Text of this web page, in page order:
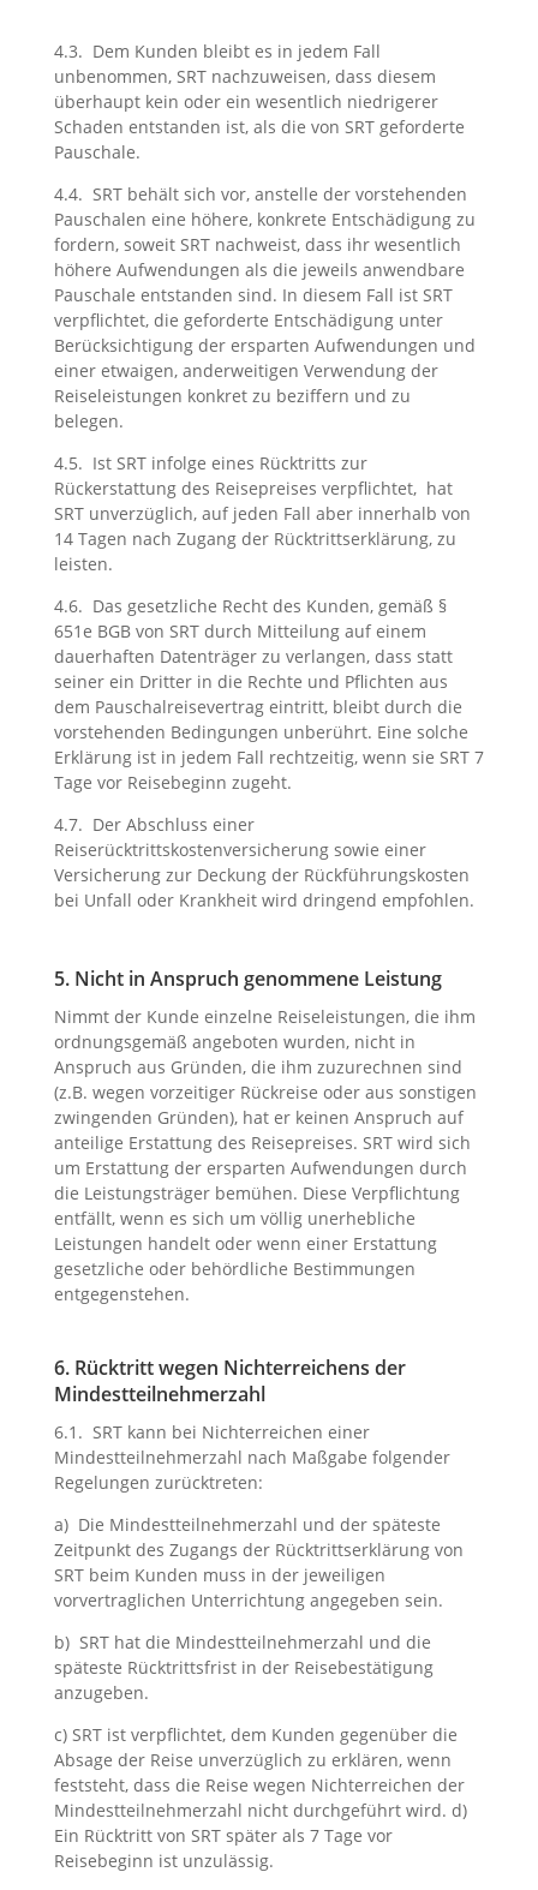
4.3. Dem Kunden bleibt es in jedem Fall
unbenommen, SRT nachzuweisen, dass diesem
überhaupt kein oder ein wesentlich niedrigerer
Schaden entstanden ist, als die von SRT geforderte
Pauschale.
4.4. SRT behält sich vor, anstelle der vorstehenden
Pauschalen eine höhere, konkrete Entschädigung zu
fordern, soweit SRT nachweist, dass ihr wesentlich
höhere Aufwendungen als die jeweils anwendbare
Pauschale entstanden sind. In diesem Fall ist SRT
verpflichtet, die geforderte Entschädigung unter
Berücksichtigung der ersparten Aufwendungen und
einer etwaigen, anderweitigen Verwendung der
Reiseleistungen konkret zu beziffern und zu
belegen.
4.5. Ist SRT infolge eines Rücktritts zur
Rückerstattung des Reisepreises verpflichtet, hat
SRT unverzüglich, auf jeden Fall aber innerhalb von
14 Tagen nach Zugang der Rücktrittserklärung, zu
leisten.
4.6. Das gesetzliche Recht des Kunden, gemäß §
651e BGB von SRT durch Mitteilung auf einem
dauerhaften Datenträger zu verlangen, dass statt
seiner ein Dritter in die Rechte und Pflichten aus
dem Pauschalreisevertrag eintritt, bleibt durch die
vorstehenden Bedingungen unberührt. Eine solche
Erklärung ist in jedem Fall rechtzeitig, wenn sie SRT 7
Tage vor Reisebeginn zugeht.
4.7. Der Abschluss einer
Reiserücktrittskostenversicherung sowie einer
Versicherung zur Deckung der Rückführungskosten
bei Unfall oder Krankheit wird dringend empfohlen.
5. Nicht in Anspruch genommene Leistung
Nimmt der Kunde einzelne Reiseleistungen, die ihm
ordnungsgemäß angeboten wurden, nicht in
Anspruch aus Gründen, die ihm zuzurechnen sind
(z.B. wegen vorzeitiger Rückreise oder aus sonstigen
zwingenden Gründen), hat er keinen Anspruch auf
anteilige Erstattung des Reisepreises. SRT wird sich
um Erstattung der ersparten Aufwendungen durch
die Leistungsträger bemühen. Diese Verpflichtung
entfällt, wenn es sich um völlig unerhebliche
Leistungen handelt oder wenn einer Erstattung
gesetzliche oder behördliche Bestimmungen
entgegenstehen.
6. Rücktritt wegen Nichterreichens der
Mindestteilnehmerzahl
6.1. SRT kann bei Nichterreichen einer
Mindestteilnehmerzahl nach Maßgabe folgender
Regelungen zurücktreten:
a) Die Mindestteilnehmerzahl und der späteste
Zeitpunkt des Zugangs der Rücktrittserklärung von
SRT beim Kunden muss in der jeweiligen
vorvertraglichen Unterrichtung angegeben sein.
b) SRT hat die Mindestteilnehmerzahl und die
späteste Rücktrittsfrist in der Reisebestätigung
anzugeben.
c) SRT ist verpflichtet, dem Kunden gegenüber die
Absage der Reise unverzüglich zu erklären, wenn
feststeht, dass die Reise wegen Nichterreichen der
Mindestteilnehmerzahl nicht durchgeführt wird. d)
Ein Rücktritt von SRT später als 7 Tage vor
Reisebeginn ist unzulässig.